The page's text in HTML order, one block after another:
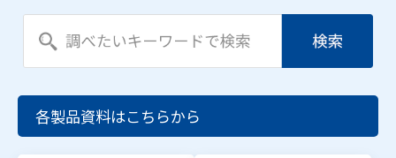
各製品資料はこちらから